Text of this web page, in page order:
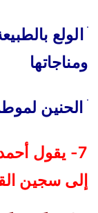
الولع
ومناجاتها
الحنين
7-
يقول
إلى سجين